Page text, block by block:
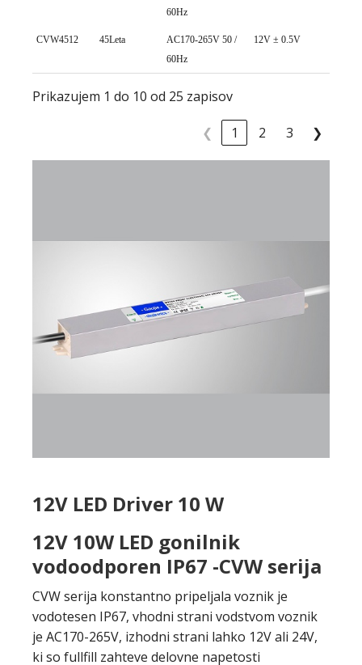
60Hz
CVW4512 45Leta
AC170-265V 50 /
60Hz
12V ± 0.5V
Prikazujem 1 do 10 od 25 zapisov
❮ 1 2 3 ❯
12V LED Driver 10 W
12V 10W LED gonilnik
vodoodporen IP67 -CVW serija
CVW serija konstantno pripeljala voznik je
vodotesen IP67, vhodni strani vodstvom voznik
je AC170-265V, izhodni strani lahko 12V ali 24V,
ki so fullfill zahteve delovne napetosti